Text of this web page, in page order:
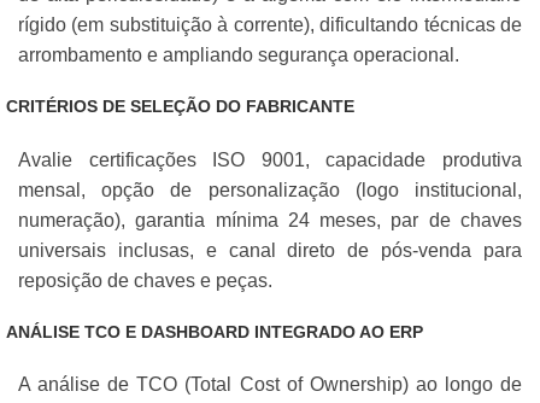
rígido (em substituição à corrente), dificultando técnicas de
arrombamento e ampliando segurança operacional.
CRITÉRIOS DE SELEÇÃO DO FABRICANTE
Avalie certificações ISO 9001, capacidade produtiva
mensal, opção de personalização (logo institucional,
numeração), garantia mínima 24 meses, par de chaves
universais inclusas, e canal direto de pós-venda para
reposição de chaves e peças.
ANÁLISE TCO E DASHBOARD INTEGRADO AO ERP
A análise de TCO (Total Cost of Ownership) ao longo de